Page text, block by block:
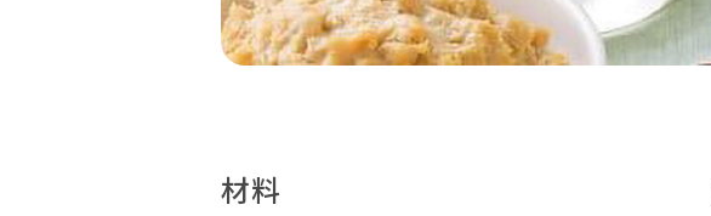
材料